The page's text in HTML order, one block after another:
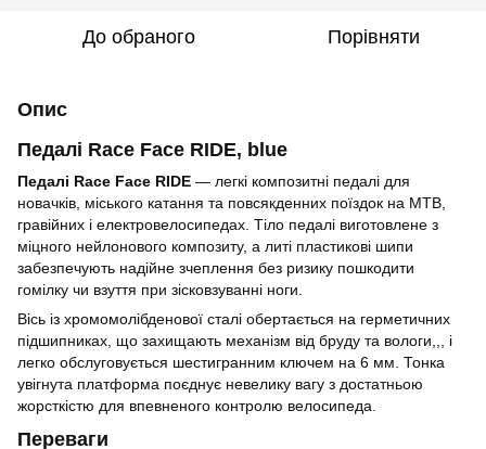
До обраного Порівняти
Опис
Педалі Race Face RIDE, blue
Педалі Race Face RIDE — легкі композитні педалі для
новачків, міського катання та повсякденних поїздок на MTB,
гравійних і електровелосипедах. Тіло педалі виготовлене з
міцного нейлонового композиту, а литі пластикові шипи
забезпечують надійне зчеплення без ризику пошкодити
гомілку чи взуття при зісковзуванні ноги.
Вісь із хромомолібденової сталі обертається на герметичних
підшипниках, що захищають механізм від бруду та вологи,,, і
легко обслуговується шестигранним ключем на 6 мм. Тонка
увігнута платформа поєднує невелику вагу з достатньою
жорсткістю для впевненого контролю велосипеда.
Переваги